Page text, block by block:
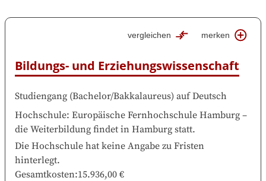
Bildungs- und Erziehungswissenschaft
vergleichen merken
Studiengang (Bachelor/Bakkalaureus) auf Deutsch
Hochschule: Europäische Fernhochschule Hamburg –
die Weiterbildung findet in Hamburg statt.
Die Hochschule hat keine Angabe zu Fristen
hinterlegt.
Gesamtkosten:15.936,00 €